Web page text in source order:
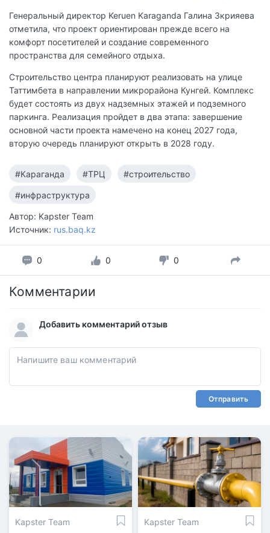
Генеральный директор Keruen Karaganda Галина Зкрияева
отметила, что проект ориентирован прежде всего на
комфорт посетителей и создание современного
пространства для семейного отдыха.
Строительство центра планируют реализовать на улице
Таттимбета в направлении микрорайона Кунгей. Комплекс
будет состоять из двух надземных этажей и подземного
паркинга. Реализация пройдет в два этапа: завершение
основной части проекта намечено на конец 2027 года,
вторую очередь планируют открыть в 2028 году.
#Караганда #ТРЦ #строительство
#инфраструктура
Автор: Kapster Team
Источник: rus.baq.kz
0 0 0
Комментарии
Добавить комментарий отзыв
Отправить
Kapster Team
Kapster Team